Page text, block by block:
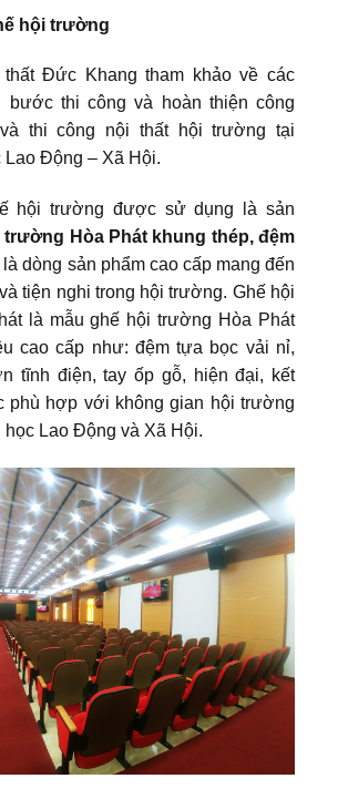
hội trường
thất Đức Khang tham khảo về các
bước thi công và hoàn thiện công
thi công nội thất hội trường tại
Động – Xã Hội.
hội trường được sử dụng là sản
trường Hòa Phát khung thép, đệm
dòng sản phẩm cao cấp mang đến
tiện nghi trong hội trường. Ghế hội
là mẫu ghế hội trường Hòa Phát
cao cấp như: đệm tựa bọc vải nỉ,
tĩnh điện, tay ốp gỗ, hiện đại, kết
phù hợp với không gian hội trường
Lao Động và Xã Hội.